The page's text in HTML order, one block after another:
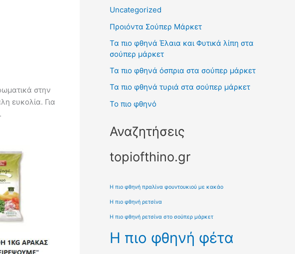
στην
ευκολία. Για
Uncategorized
Προιόντα Σούπερ Μάρκετ
Τα πιο φθηνά Έλαια και Φυτικά λίπη στα
σούπερ μάρκετ
Τα πιο φθηνά όσπρια στα σούπερ μάρκετ
Τα πιο φθηνά τυριά στα σούπερ μάρκετ
Το πιο φθηνό
Αναζητήσεις
topiofthino.gr
Η πιο φθηνή πραλίνα φουντουκιού με κακάο
Η πιο φθηνή ρετσίνα
Η πιο φθηνή ρετσίνα στο σούπερ μάρκετ
Η πιο φθηνή φέτα